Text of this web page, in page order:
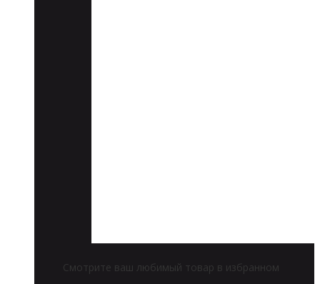
Смотрите ваш любимый товар в избранном